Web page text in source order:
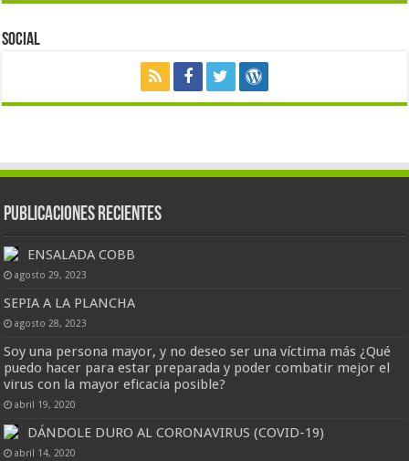
Social
Publicaciones Recientes
ENSALADA COBB
agosto 29, 2023
SEPIA A LA PLANCHA
agosto 28, 2023
Soy una persona mayor, y no deseo ser una víctima más ¿Qué
puedo hacer para estar preparada y poder combatir mejor el
virus con la mayor eficacia posible?
abril 19, 2020
DÁNDOLE DURO AL CORONAVIRUS (COVID-19)
abril 14, 2020